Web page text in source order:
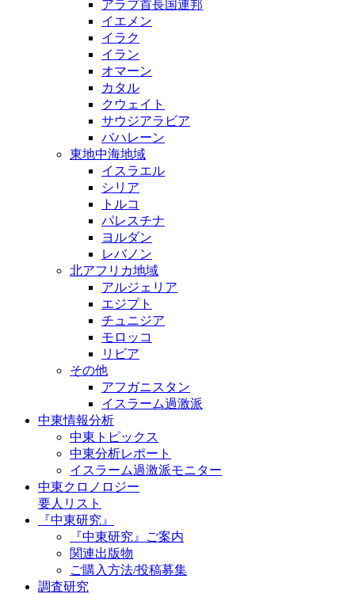
アラブ首長国連邦
イエメン
イラク
イラン
オマーン
カタル
クウェイト
サウジアラビア
バハレーン
東地中海地域
イスラエル
シリア
トルコ
パレスチナ
ヨルダン
レバノン
北アフリカ地域
アルジェリア
エジプト
チュニジア
モロッコ
リビア
その他
アフガニスタン
イスラーム過激派
中東情報分析
中東トピックス
中東分析レポート
イスラーム過激派モニター
中東クロノロジー
要人リスト
『中東研究』
『中東研究』ご案内
関連出版物
ご購入方法/投稿募集
調査研究